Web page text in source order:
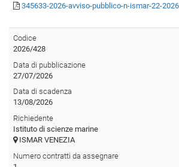
345633-2026-avviso-pubblico-n-ismar-22-
Codice
2026/428
Data di pubblicazione
27/07/2026
Data di scadenza
13/08/2026
Richiedente
Istituto di scienze marine
ISMAR VENEZIA
Numero contratti da assegnare